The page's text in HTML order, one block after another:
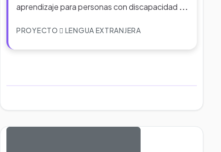
aprendizaje para personas con discapacidad ...
PROYECTO LENGUA EXTRANJERA